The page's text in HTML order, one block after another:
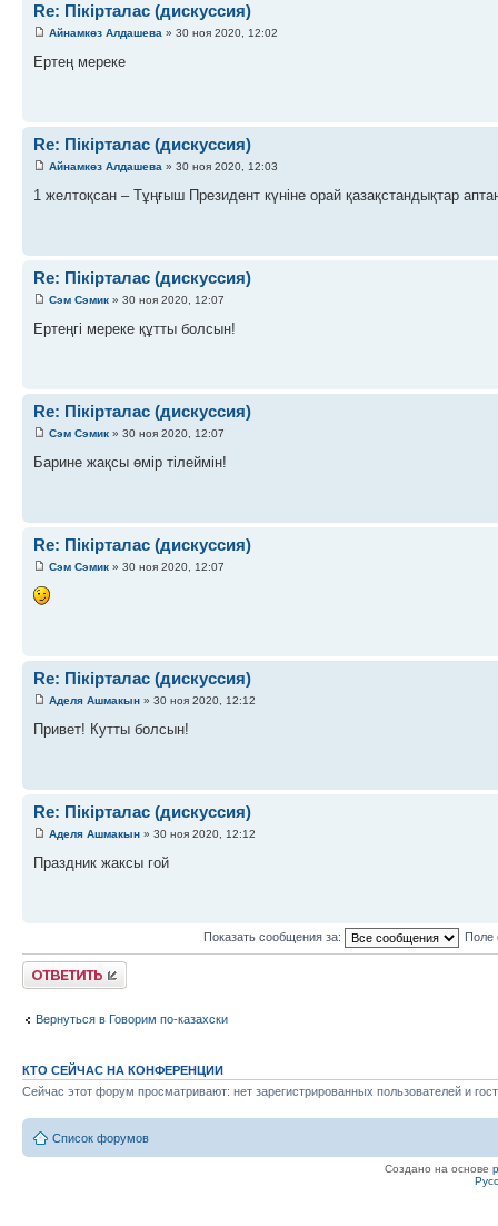
Re: Пікірталас (дискуссия)
Айнамкөз Алдашева » 30 ноя 2020, 12:02
Ертең мереке
Re: Пікірталас (дискуссия)
Айнамкөз Алдашева » 30 ноя 2020, 12:03
1 желтоқсан – Тұңғыш Президент күніне орай қазақстандықтар
Re: Пікірталас (дискуссия)
Сэм Сэмик » 30 ноя 2020, 12:07
Ертеңгі мереке құтты болсын!
Re: Пікірталас (дискуссия)
Сэм Сэмик » 30 ноя 2020, 12:07
Барине жақсы өмір тілеймін!
Re: Пікірталас (дискуссия)
Сэм Сэмик » 30 ноя 2020, 12:07
Re: Пікірталас (дискуссия)
Аделя Ашмакын » 30 ноя 2020, 12:12
Привет! Кутты болсын!
Re: Пікірталас (дискуссия)
Аделя Ашмакын » 30 ноя 2020, 12:12
Праздник жаксы гой
Показать сообщения за: Поле
Ответить
Вернуться в Говорим по-казахски
КТО СЕЙЧАС НА КОНФЕРЕНЦИИ
Сейчас этот форум просматривают: нет зарегистрированных пользователей и
Список форумов
Создано на основе